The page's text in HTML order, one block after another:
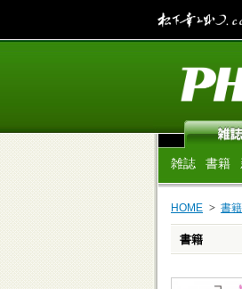
雑誌 書籍
HOME 書籍
書籍